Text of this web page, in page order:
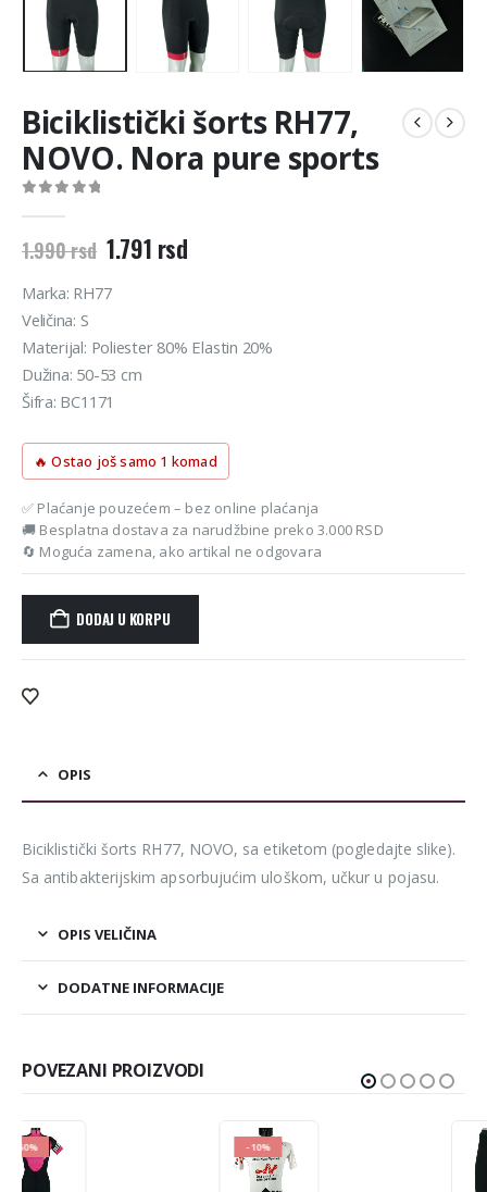
Biciklistički šorts RH77,
NOVO. Nora pure sports
1.990rsd Originalna
cena
je
1.990 rsd.
1.791 rsdTrenutna
cena
Marka: RH77
Veličina: S
Materijal: Poliester 80% Elastin 20%
Dužina: 50-53 cm
Šifra: BC1171
🔥 Ostao još samo 1 komad
✅ Plaćanje pouzećem – bez online plaćanja
🚚 Besplatna dostava za narudžbine preko 3.000 RSD
🔄 Moguća zamena, ako artikal ne odgovara
DODAJ U KORPU
Alternative:
OPIS
Biciklistički šorts RH77, NOVO, sa etiketom (pogledajte slike).
Sa antibakterijskim apsorbujućim uloškom, učkur u pojasu.
OPIS VELIČINA
DODATNE INFORMACIJE
POVEZANI PROIZVODI
-10% -60%